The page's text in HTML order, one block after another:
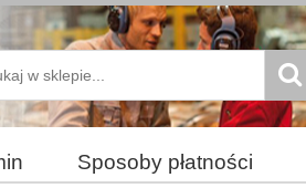
Sposoby płatności